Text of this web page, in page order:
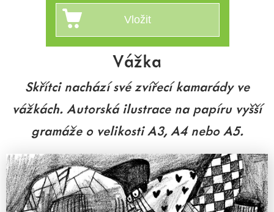
Vážka
Skřítci nachází své zvířecí kamarády ve
vážkách. Autorská ilustrace na papíru vyšší
gramáže o velikosti A3, A4 nebo A5.